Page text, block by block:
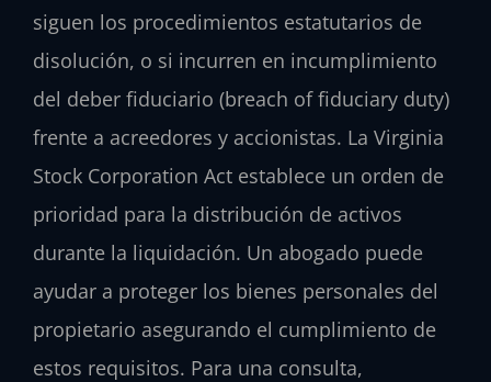
siguen los procedimientos estatutarios de
disolución, o si incurren en incumplimiento
del deber fiduciario (breach of fiduciary duty)
frente a acreedores y accionistas. La Virginia
Stock Corporation Act establece un orden de
prioridad para la distribución de activos
durante la liquidación. Un abogado puede
ayudar a proteger los bienes personales del
propietario asegurando el cumplimiento de
estos requisitos. Para una consulta,